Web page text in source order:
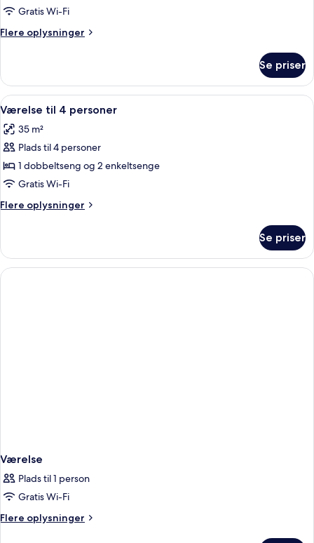
til
3
personer
Gratis Wi-Fi
Flere oplysninger
Flere
til
personer
Se priser
Indlæs
alle
billeder
af
Værelse
til
4
personer
Et hotelværelse med trægulv, seng
9
Værelse til 4 personer
35 m²
Plads til 4 personer
1 dobbeltseng og 2 enkeltsenge
Gratis Wi-Fi
Flere oplysninger
Flere
til
4
personer
Se priser
Værelse
Plads til 1 person
Gratis Wi-Fi
Flere oplysninger
Flere